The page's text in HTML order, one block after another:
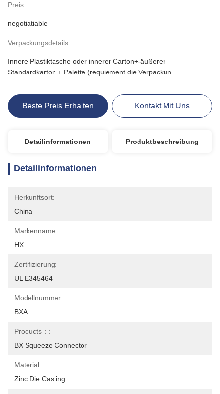
Preis:
negotiatiable
Verpackungsdetails:
Innere Plastiktasche oder innerer Carton+-äußerer
Standardkarton + Palette (requiement die Verpackun
Beste Preis Erhalten Kontakt Mit Uns
Detailinformationen Produktbeschreibung
Detailinformationen
Herkunftsort:
China
Markenname:
HX
Zertifizierung:
UL E345464
Modellnummer:
BXA
Products：:
BX Squeeze Connector
Material::
Zinc Die Casting